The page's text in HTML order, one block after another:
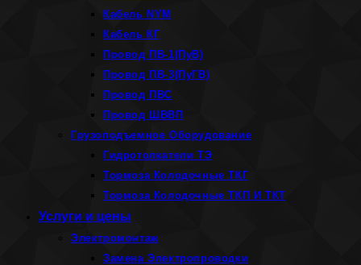
Кабель NYM
Кабель КГ
Провод ПВ-1(ПуВ)
Провод ПВ-3(ПуГВ)
Провод ПВС
Провод ШВВП
Грузоподъемное Оборудование
Гидротолкатели ТЭ
Тормоза Колодочные ТКГ
Тормоза Колодочные ТКП И ТКТ
Услуги и цены
Электромонтаж
Замена Электропроводки